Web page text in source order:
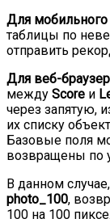
Для
таблицы по
отправить
Для веб-
между Score и
через запятую,
их списку
Базовые поля
возвращены по
В данном
photo_100,
100 на 100